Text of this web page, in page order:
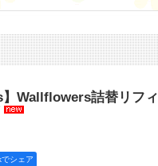
Wallflowers詰替リフィ
シェア